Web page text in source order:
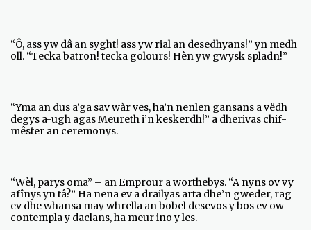
“Ô, ass yw dâ an syght! ass yw rial an desedhyans!” yn medh
oll. “Tecka batron! tecka golours! Hèn yw gwysk spladn!”
“Yma an dus a’ga sav wàr ves, ha’n nenlen gansans a vëdh
degys a-ugh agas Meureth i’n keskerdh!” a dherivas chif-
mêster an ceremonys.
“Wèl, parys oma” – an Emprour a worthebys. “A nyns ov vy
afînys yn tâ?” Ha nena ev a drailyas arta dhe’n gweder, rag
ev dhe whansa may whrella an bobel desevos y bos ev ow
contempla y daclans, ha meur ino y les.